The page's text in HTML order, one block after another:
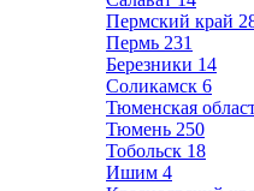
Пермский край
Пермь 231
Березники 14
Соликамск 6
Тюменская
Тюмень 250
Тобольск 18
Ишим 4